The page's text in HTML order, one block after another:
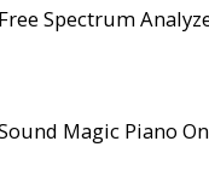
Free Spectrum
Magic Piano